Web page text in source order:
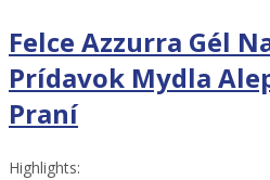
Felce Azzurra Gél
Prídavok Mydla
Praní
Highlights: